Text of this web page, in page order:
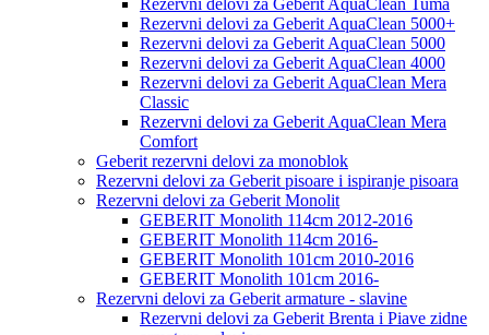
Rezervni delovi za Geberit AquaClean Tuma
Rezervni delovi za Geberit AquaClean 5000+
Rezervni delovi za Geberit AquaClean 5000
Rezervni delovi za Geberit AquaClean 4000
Rezervni delovi za Geberit AquaClean Mera
Classic
Rezervni delovi za Geberit AquaClean Mera
Comfort
Geberit rezervni delovi za monoblok
Rezervni delovi za Geberit pisoare i ispiranje pisoara
Rezervni delovi za Geberit Monolit
GEBERIT Monolith 114cm 2012-2016
GEBERIT Monolith 114cm 2016-
GEBERIT Monolith 101cm 2010-2016
GEBERIT Monolith 101cm 2016-
Rezervni delovi za Geberit armature - slavine
Rezervni delovi za Geberit Brenta i Piave zidne